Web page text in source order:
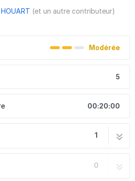
(et un autre contributeur)
Modérée
5
00:20:00
1
0